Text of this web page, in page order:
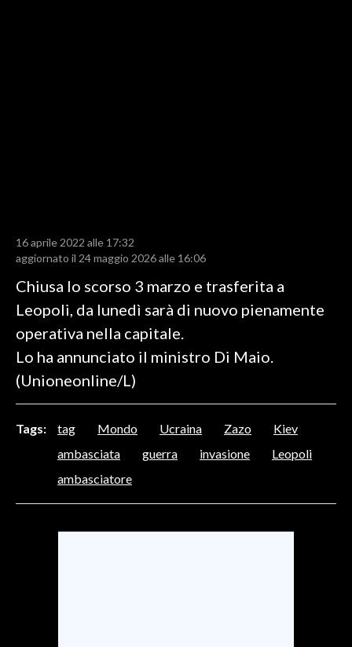
CALCIO REGIONALE
BASKET
VOLLEY
MOTORI
TENNIS
ALTRI SPORT
SPETTACOLI
16 aprile 2022 alle 17:32
aggiornato il 24 maggio 2026 alle 16:06
Chiusa lo scorso 3 marzo e trasferita a
Leopoli, da lunedì sarà di nuovo pienamente
operativa nella capitale.
Lo ha annunciato il ministro Di Maio.
(Unioneonline/L)
Tags: tag Mondo Ucraina Zazo
Kiev
ambasciata
guerra invasione
Leopoli
ambasciatore